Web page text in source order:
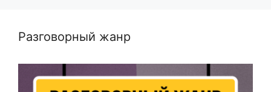
Разговорный жанр